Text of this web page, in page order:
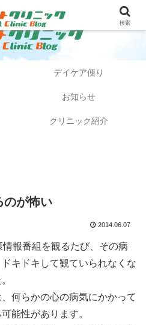
デイケア便り
お知らせ
クリニック紹介
のが怖い
2014.06.07
報番組を観るたび、その病
キドキして観ていられなくな
何らかの心の病気にかかって
能性があります。
検索